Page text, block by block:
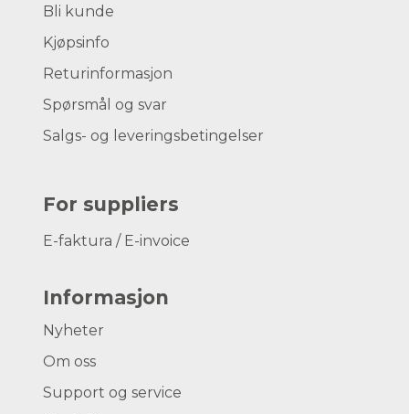
Bli kunde
Kjøpsinfo
Returinformasjon
Spørsmål og svar
Salgs- og leveringsbetingelser
For suppliers
E-faktura / E-invoice
Informasjon
Nyheter
Om oss
Support og service